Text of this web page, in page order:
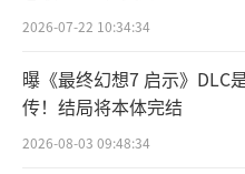
新区金币将设置
每日除魔任务、每
围、递交泉水、每日
周盟重送药任务、每
2026-07-22 10:34:34
曝《最终幻想7 启示》DLC
传！结局将本体完结
2026-08-03 09:48:34